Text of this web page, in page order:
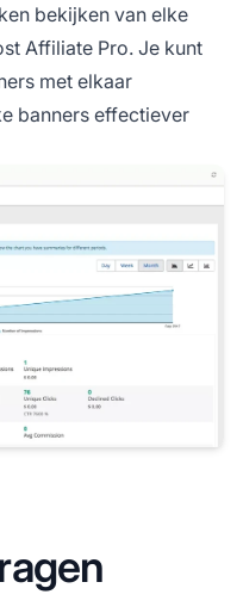
bekijken van elke
Affiliate Pro. Je kunt
met elkaar
banners effectiever